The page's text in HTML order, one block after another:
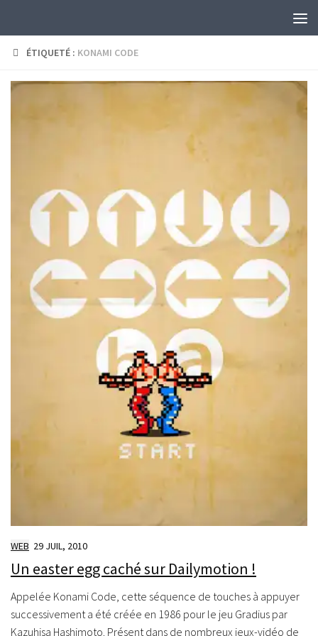
ÉTIQUETÉ : KONAMI CODE
WEB 29 JUIL, 2010
Un easter egg caché sur Dailymotion !
Appelée Konami Code, cette séquence de touches à appuyer
successivement a été créée en 1986 pour le jeu Gradius par
Kazuhisa Hashimoto. Présent dans de nombreux jeux-vidéo de